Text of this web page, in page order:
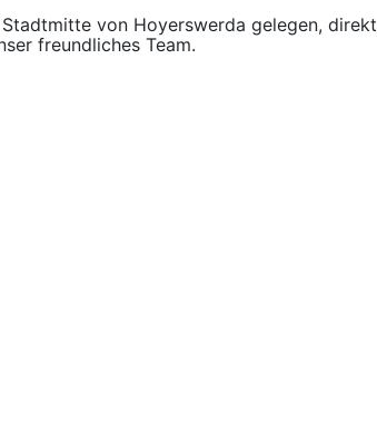
von Hoyerswerda gelegen, direkt
freundliches Team.